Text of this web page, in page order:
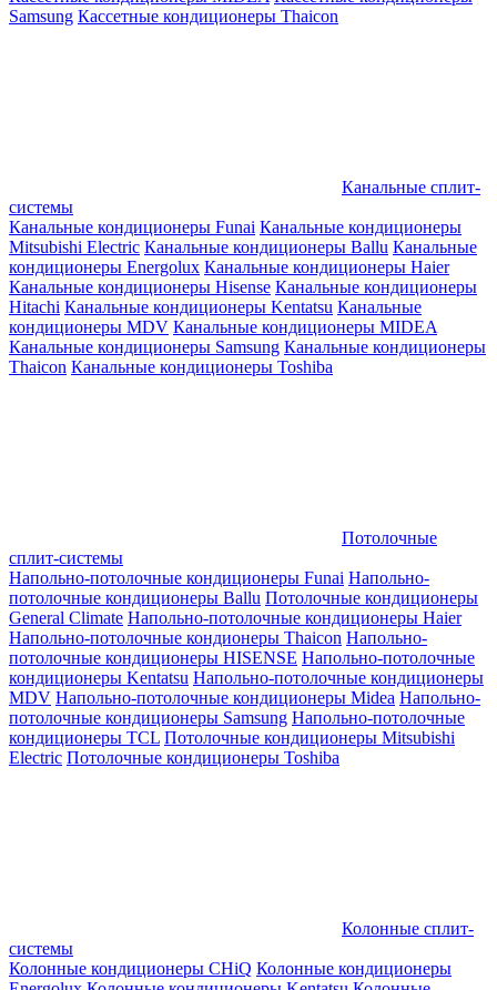
Samsung Кассетные кондиционеры Thaicon
Канальные сплит-
системы
Канальные кондиционеры Funai Канальные кондиционеры
Mitsubishi Electric Канальные кондиционеры Ballu Канальные
кондиционеры Energolux Канальные кондиционеры Haier
Канальные кондиционеры Hisense Канальные кондиционеры
Hitachi Канальные кондиционеры Kentatsu Канальные
кондиционеры MDV Канальные кондиционеры MIDEA
Канальные кондиционеры Samsung Канальные кондиционеры
Thaicon Канальные кондиционеры Toshiba
Потолочные
сплит-системы
Напольно-потолочные кондиционеры Funai Напольно-
потолочные кондиционеры Ballu Потолочные кондиционеры
General Climate Напольно-потолочные кондиционеры Haier
Напольно-потолочные кондионеры Thaicon Напольно-
потолочные кондиционеры HISENSE Напольно-потолочные
кондиционеры Kentatsu Напольно-потолочные кондиционеры
MDV Напольно-потолочные кондиционеры Midea Напольно-
потолочные кондиционеры Samsung Напольно-потолочные
кондиционеры TCL Потолочные кондиционеры Mitsubishi
Electric Потолочные кондиционеры Toshiba
Колонные сплит-
системы
Колонные кондиционеры CHiQ Колонные кондиционеры